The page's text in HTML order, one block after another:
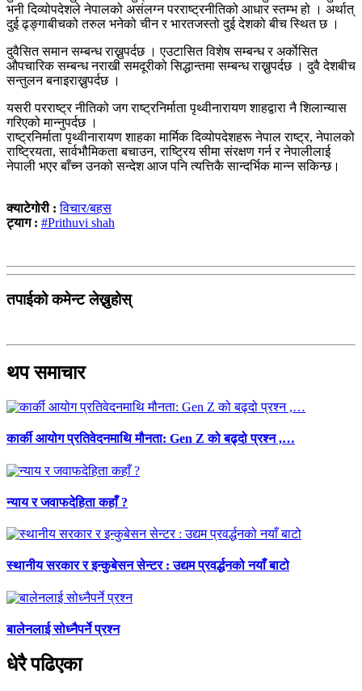
भनी दिव्योपदेशले नेपालको असंलग्न परराष्ट्रनीतिको आधार स्तम्भ हो । अर्थात्
दुई ढ्ङ्गाबीचको तरुल भनेको चीन र भारतजस्तो दुई देशको बीच स्थित छ ।
दुवैसित समान सम्बन्ध राख्नुपर्दछ । एउटासित विशेष सम्बन्ध र अर्काेसित
औपचारिक सम्बन्ध नराखी समदूरीको सिद्धान्तमा सम्बन्ध राख्नुपर्दछ । दुवै देशबीच
सन्तुलन बनाइराख्नुपर्दछ ।
यसरी परराष्ट्र नीतिको जग राष्ट्रनिर्माता पृथ्वीनारायण शाहद्वारा नै शिलान्यास
गरिएको मान्नुपर्दछ ।
राष्ट्रनिर्माता पृथ्वीनारायण शाहका मार्मिक दिव्योपदेशहरू नेपाल राष्ट्र, नेपालको
राष्ट्रियता, सार्वभौमिकता बचाउन, राष्ट्रिय सीमा संरक्षण गर्न र नेपालीलाई
नेपाली भएर बाँच्न उनको सन्देश आज पनि त्यत्तिकै सान्दर्भिक मान्न सकिन्छ।
क्याटेगोरी :विचार/बहस
ट्याग : #Prithuvi shah
तपाईको कमेन्ट लेख्नुहोस्
थप समाचार
कार्की आयोग प्रतिवेदनमाथि मौनता: Gen Z को बढ्दो प्रश्न ,…
न्याय र जवाफदेहिता कहाँ ?
स्थानीय सरकार र इन्कुबेसन सेन्टर : उद्यम प्रवर्द्धनको नयाँ बाटो
बालेनलाई सोध्नैपर्ने प्रश्न
धेरै पढिएका